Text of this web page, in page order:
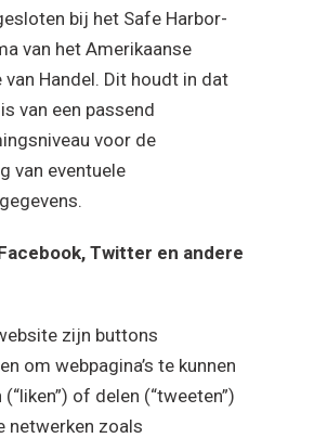
bij het Safe Harbor-
van het Amerikaanse
van Handel. Dit houdt in dat
van een passend
voor de
van eventuele
Twitter en andere
zijn buttons
om webpagina’s te kunnen
of delen (“tweeten”)
netwerken zoals